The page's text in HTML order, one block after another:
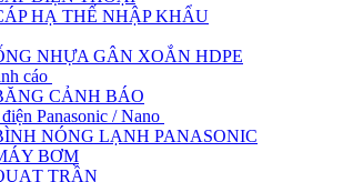
HẠ THẾ NHẬP KHẨU
NHỰA GÂN XOẮN HDPE
cáo
CẢNH BÁO
Panasonic / Nano
NÓNG LẠNH PANASONIC
BƠM
TRẦN